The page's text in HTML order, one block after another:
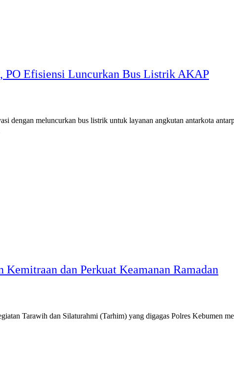
PO Efisiensi Luncurkan Bus Listrik AKAP
dengan meluncurkan bus listrik untuk layanan angkutan antarkota
dan Perkuat Keamanan Ramadan
Tarawih dan Silaturahmi (Tarhim) yang digagas Polres Kebumen